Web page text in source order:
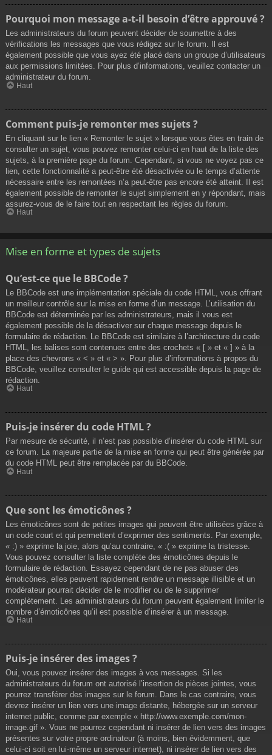
Pourquoi mon message a-t-il besoin d’être approuvé ?
Les administrateurs du forum peuvent décider de soumettre à des
vérifications les messages que vous rédigez sur le forum. Il est
également possible que vous ayez été placé dans un groupe d’utilisateurs
aux permissions limitées. Pour plus d’informations, veuillez contacter un
administrateur du forum.
Haut
Comment puis-je remonter mes sujets ?
En cliquant sur le lien « Remonter le sujet » lorsque vous êtes en train de
consulter un sujet, vous pouvez remonter celui-ci en haut de la liste des
sujets, à la première page du forum. Cependant, si vous ne voyez pas ce
lien, cette fonctionnalité a peut-être été désactivée ou le temps d’attente
nécessaire entre les remontées n’a peut-être pas encore été atteint. Il est
également possible de remonter le sujet simplement en y répondant, mais
assurez-vous de le faire tout en respectant les règles du forum.
Haut
Mise en forme et types de sujets
Qu’est-ce que le BBCode ?
Le BBCode est une implémentation spéciale du code HTML, vous offrant
un meilleur contrôle sur la mise en forme d’un message. L’utilisation du
BBCode est déterminée par les administrateurs, mais il vous est
également possible de la désactiver sur chaque message depuis le
formulaire de rédaction. Le BBCode est similaire à l’architecture du code
HTML, les balises sont contenues entre des crochets « [ » et « ] » à la
place des chevrons « < » et « > ». Pour plus d’informations à propos du
BBCode, veuillez consulter le guide qui est accessible depuis la page de
rédaction.
Haut
Puis-je insérer du code HTML ?
Par mesure de sécurité, il n’est pas possible d’insérer du code HTML sur
ce forum. La majeure partie de la mise en forme qui peut être générée par
du code HTML peut être remplacée par du BBCode.
Haut
Que sont les émoticônes ?
Les émoticônes sont de petites images qui peuvent être utilisées grâce à
un code court et qui permettent d’exprimer des sentiments. Par exemple,
« :) » exprime la joie, alors qu’au contraire, « :( » exprime la tristesse.
Vous pouvez consulter la liste complète des émoticônes depuis le
formulaire de rédaction. Essayez cependant de ne pas abuser des
émoticônes, elles peuvent rapidement rendre un message illisible et un
modérateur pourrait décider de le modifier ou de le supprimer
complètement. Les administrateurs du forum peuvent également limiter le
nombre d’émoticônes qu’il est possible d’insérer à un message.
Haut
Puis-je insérer des images ?
Oui, vous pouvez insérer des images à vos messages. Si les
administrateurs du forum ont autorisé l’insertion de pièces jointes, vous
pourrez transférer des images sur le forum. Dans le cas contraire, vous
devrez insérer un lien vers une image distante, hébergée sur un serveur
internet public, comme par exemple « http://www.exemple.com/mon-
image.gif ». Vous ne pourrez cependant ni insérer de lien vers des images
présentes sur votre propre ordinateur (à moins, bien évidemment, que
celui-ci soit en lui-même un serveur internet), ni insérer de lien vers des